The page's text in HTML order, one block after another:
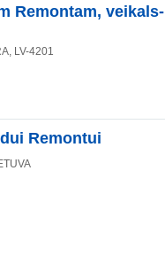
Remontam, veikals-
LV-4201
Remontui